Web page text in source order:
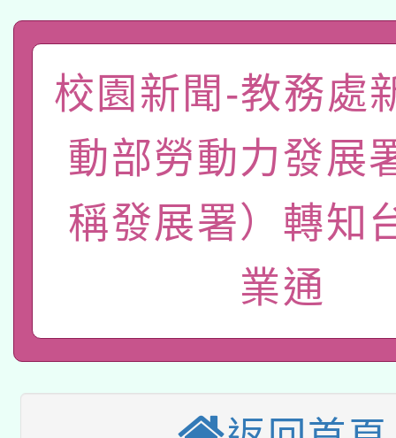
國立臺灣師範大學辦理
年度健康促進學校輔導
函轉國家教育研究院中
原住民族教育政策研討
族教育國際趨勢與發展
轉知教育部國民及學前
新北市政府教育局辦理
師專業成長研習實施計
方素養工作坊新北場」
函轉國立臺灣師範大學
族語言臺北學習中心
「族語學習班」招生簡
轉知有關國立成功大學
文教學共融平台-教案
件」活動簡章
教育部國民及學前教育
年度COVID-19疫苗接
接種對象擴大為「滿6
接種之民眾」措施，延
月28日止
本市兒童口腔健康促進
宣導素材2份，請協助
管道加強宣導
115年8月22日(星期六
桃園市孔廟祈福系列
開 智慧啟航」
2026年桃園地景藝術
轉知教育部國民及學前
校園新聞-教務處
動部勞動力發展
稱發展署）轉知
業通